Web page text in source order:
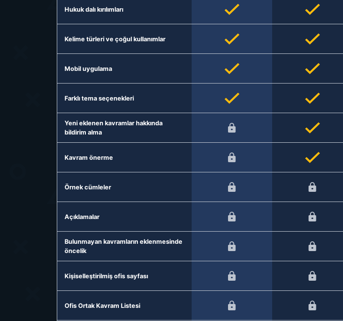
Hukuk dalı kırılımları
Kelime türleri ve çoğul kullanımlar
Mobil uygulama
Farklı tema seçenekleri
Yeni eklenen kavramlar hakkında
bildirim alma
Kavram önerme
Örnek cümleler
Açıklamalar
Bulunmayan kavramların eklenmesinde
öncelik
Kişiselleştirilmiş ofis sayfası
Ofis Ortak Kavram Listesi